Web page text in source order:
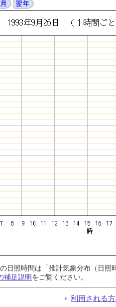
日照時間は「推計気象分布（日
補足説明をご覧ください。
利用される